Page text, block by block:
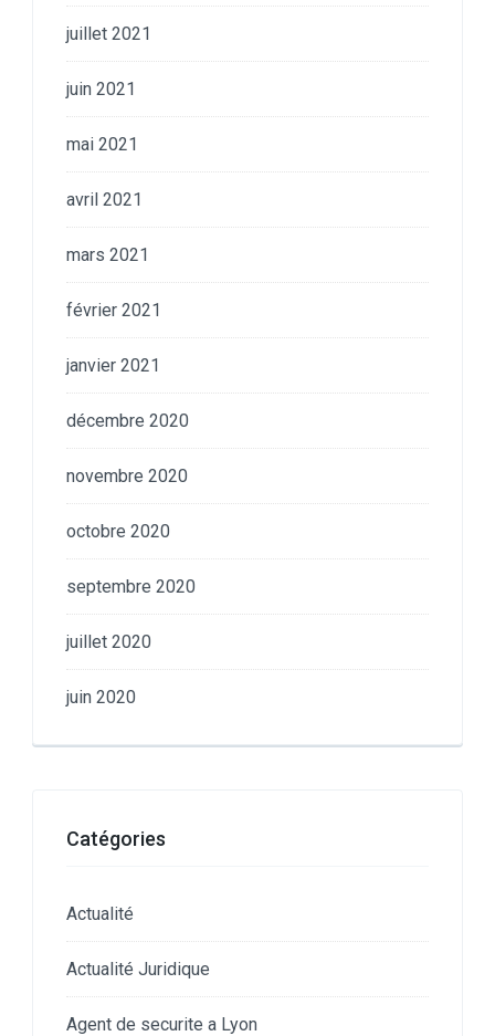
juillet 2021
juin 2021
mai 2021
avril 2021
mars 2021
février 2021
janvier 2021
décembre 2020
novembre 2020
octobre 2020
septembre 2020
juillet 2020
juin 2020
Catégories
Actualité
Actualité Juridique
Agent de securite a Lyon